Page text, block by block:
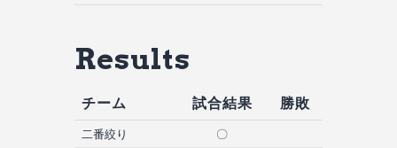
Results
チーム 試合結果 勝敗
二番絞り
〇